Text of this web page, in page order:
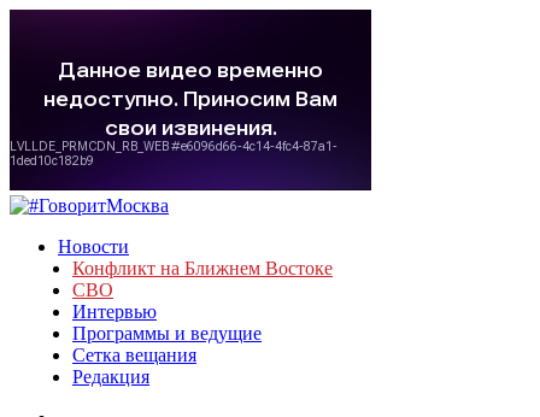
Новости
Конфликт на Ближнем Востоке
СВО
Интервью
Программы и ведущие
Сетка вещания
Редакция